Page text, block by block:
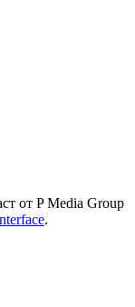
от P Media Group
.